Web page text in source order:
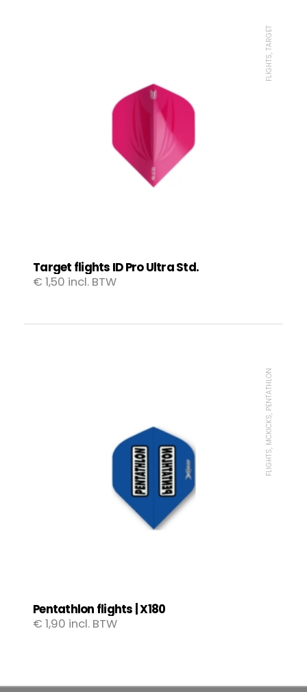
Target flights ID Pro Ultra Std.
€ 1,50 incl. BTW
FLIGHTS, TARGET
Pentathlon flights | X180
€ 1,90 incl. BTW
FLIGHTS, MCKICKS, PENTATHLON